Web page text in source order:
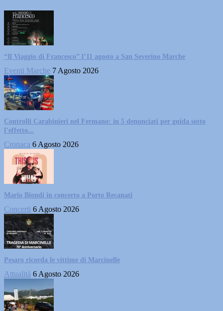
“Il Viaggio di Francesco” l’11 agosto a San Severino Marche
Eventi Marche 7 Agosto 2026
Controlli Carabinieri nel Fermano: in 5 denunciati per guida sotto
l’effetto...
Cronaca 6 Agosto 2026
Mario Biondi in concerto a Porto Recanati
Concerti 6 Agosto 2026
Pesaro ricorda le vittime di Marcinelle
Attualità 6 Agosto 2026